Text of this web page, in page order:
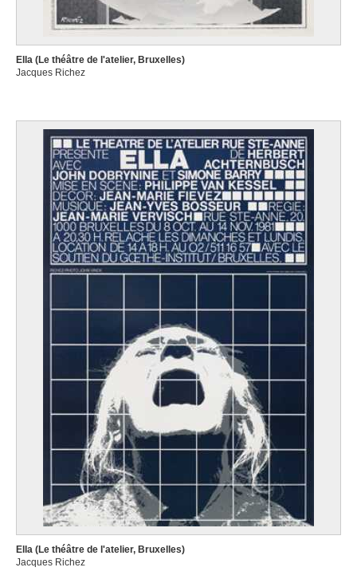
Ella (Le théâtre de l'atelier, Bruxelles)
Jacques Richez
Ella (Le théâtre de l'atelier, Bruxelles)
Jacques Richez